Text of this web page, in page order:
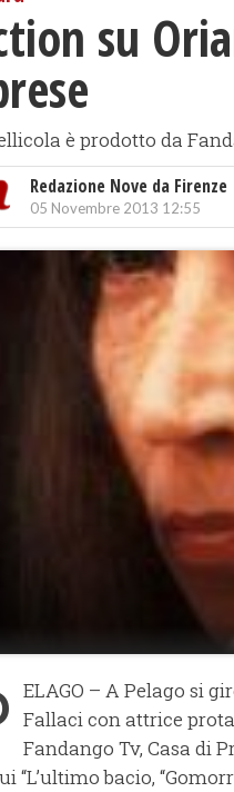
su
è prodotto da
Redazione Nove da Firenze
05 Novembre 2013 12:55
ELAGO – A Pelago si
Fallaci con attrice
Fandango Tv, Casa di
“L’ultimo bacio,